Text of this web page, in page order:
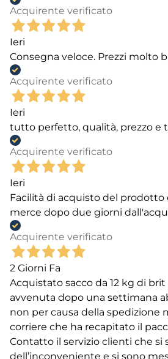
Acquirente verificato
Ieri
Consegna veloce. Prezzi molto
Acquirente verificato
Ieri
tutto perfetto, qualità, prezzo e
Acquirente verificato
Ieri
Facilità di acquisto del prodotto
merce dopo due giorni
Acquirente verificato
2 Giorni Fa
Acquistato sacco da 12 kg di
avvenuta dopo una settimana
non per causa della spedizione
corriere che ha recapitato il
Contatto il servizio clienti che si
dell’inconveniente e si sono